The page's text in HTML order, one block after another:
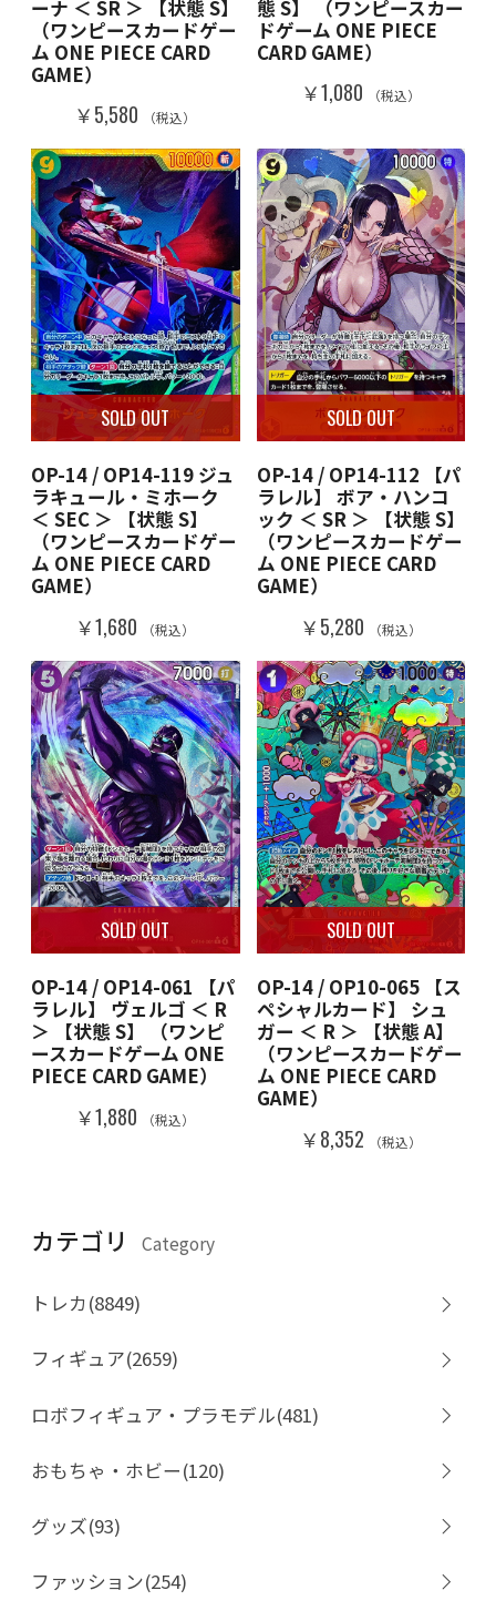
カテゴリ Category
トレカ(8849)
フィギュア(2659)
ロボフィギュア・プラモデル(481)
おもちゃ・ホビー(120)
グッズ(93)
ファッション(254)
ーナ ＜ SR ＞ 【状態 S】
（ワンピースカードゲー
ム ONE PIECE CARD
GAME）
￥5,580 （税込）
態 S】 （ワンピースカー
ドゲーム ONE PIECE
CARD GAME）
￥1,080 （税込）
SOLD OUT
OP-14 / OP14-119 ジュ
ラキュール・ミホーク
＜ SEC ＞ 【状態 S】
（ワンピースカードゲー
ム ONE PIECE CARD
GAME）
￥1,680 （税込）
SOLD OUT
OP-14 / OP14-112 【パ
ラレル】 ボア・ハンコ
ック ＜ SR ＞ 【状態 S】
（ワンピースカードゲー
ム ONE PIECE CARD
GAME）
￥5,280 （税込）
SOLD OUT
OP-14 / OP14-061 【パ
ラレル】 ヴェルゴ ＜ R
＞ 【状態 S】 （ワンピ
ースカードゲーム ONE
PIECE CARD GAME）
￥1,880 （税込）
SOLD OUT
OP-14 / OP10-065 【ス
ペシャルカード】 シュ
ガー ＜ R ＞ 【状態 A】
（ワンピースカードゲー
ム ONE PIECE CARD
GAME）
￥8,352 （税込）